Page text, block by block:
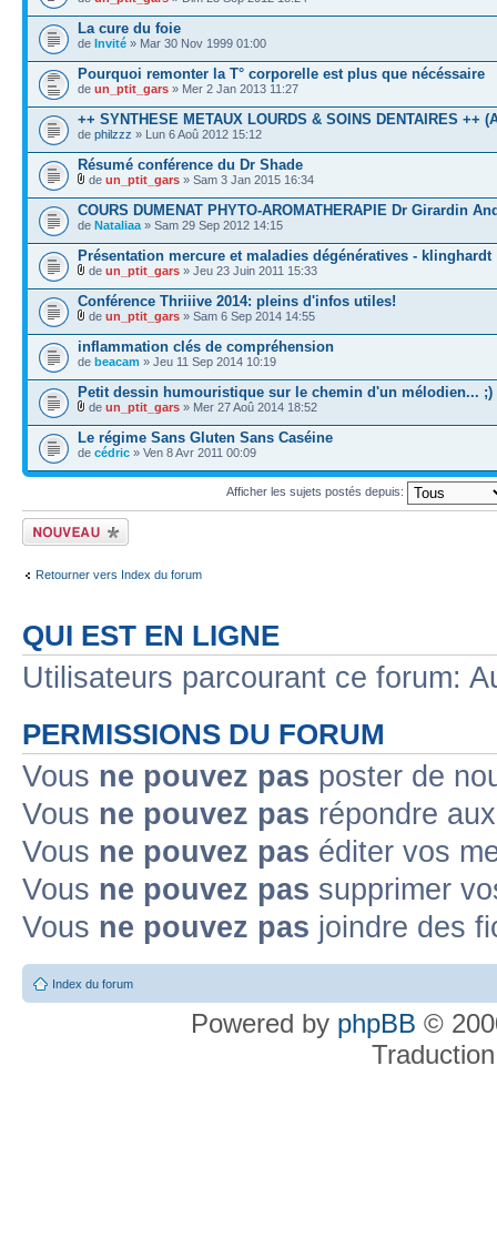
La cure du foie
de Invité » Mar 30 Nov 1999 01:00
Pourquoi remonter la T° corporelle est plus que nécéssaire
de un_ptit_gars » Mer 2 Jan 2013 11:27
++ SYNTHESE METAUX LOURDS & SOINS DENTAIRES ++
de philzzz » Lun 6 Aoû 2012 15:12
Résumé conférence du Dr Shade
de un_ptit_gars » Sam 3 Jan 2015 16:34
COURS DUMENAT PHYTO-AROMATHERAPIE Dr Girardin
de Nataliaa » Sam 29 Sep 2012 14:15
Présentation mercure et maladies dégénératives - klinghardt
de un_ptit_gars » Jeu 23 Juin 2011 15:33
Conférence Thriiive 2014: pleins d'infos utiles!
de un_ptit_gars » Sam 6 Sep 2014 14:55
inflammation clés de compréhension
de beacam » Jeu 11 Sep 2014 10:19
Petit dessin humouristique sur le chemin d'un mélodien... ;)
de un_ptit_gars » Mer 27 Aoû 2014 18:52
Le régime Sans Gluten Sans Caséine
de cédric » Ven 8 Avr 2011 00:09
Afficher les sujets postés depuis:
Ecrire un nouveau
sujet
Retourner vers Index du forum
QUI EST EN LIGNE
Utilisateurs parcourant ce forum:
PERMISSIONS DU FORUM
Vous ne pouvez pas poster de
Vous ne pouvez pas répondre
Vous ne pouvez pas éditer vos
Vous ne pouvez pas supprimer
Vous ne pouvez pas joindre des
Index du forum
Powered by phpBB ©